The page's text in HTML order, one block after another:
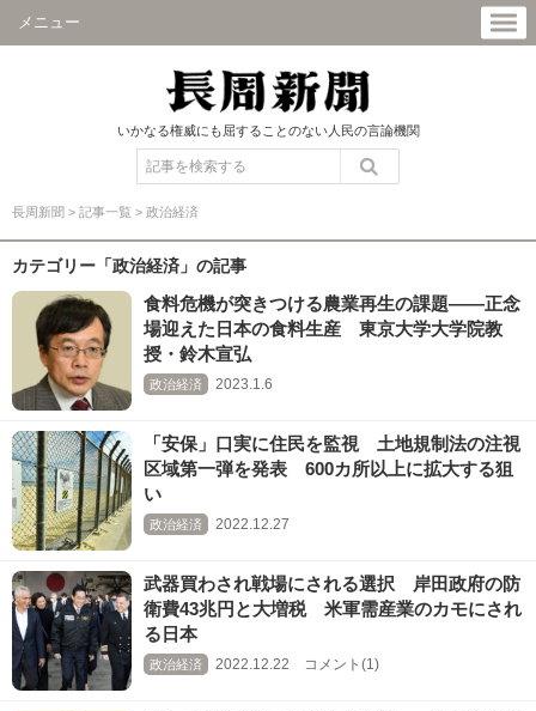
メニュー
いかなる権威にも屈することのない人民の言論機関
長周新聞 > 記事一覧 > 政治経済
カテゴリー「政治経済」の記事
食料危機が突きつける農業再生の課題――正念
場迎えた日本の食料生産 東京大学大学院教
授・鈴木宣弘
政治経済 2023.1.6
「安保」口実に住民を監視 土地規制法の注視
区域第一弾を発表 600カ所以上に拡大する狙
い
政治経済 2022.12.27
武器買わされ戦場にされる選択 岸田政府の防
衛費43兆円と大増税 米軍需産業のカモにされ
る日本
政治経済 2022.12.22 コメント(1)